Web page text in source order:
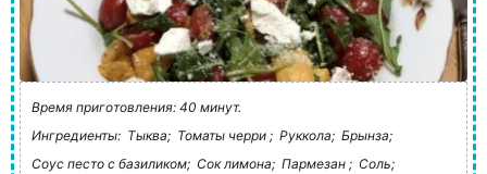
Время приготовления: 40 минут.
Ингредиенты: Тыква; Томаты черри ; Руккола; Брынза;
Соус песто с базиликом; Сок лимона; Пармезан ; Соль;